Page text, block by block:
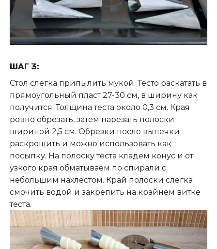
ШАГ 3:
Стол слегка припылить мукой. Тесто раскатать в
прямоугольный пласт 27-30 см, в ширину как
получится. Толщина теста около 0,3 см. Края
ровно обрезать, затем нарезать полоски
шириной 2,5 см. Обрезки после выпечки
раскрошить и можно использовать как
посыпку. На полоску теста кладем конус и от
узкого края обматываем по спирали с
небольшим нахлёстом. Край полоски слегка
смочить водой и закрепить на крайнем витке
теста.